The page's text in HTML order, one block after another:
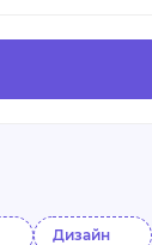
Дизайн